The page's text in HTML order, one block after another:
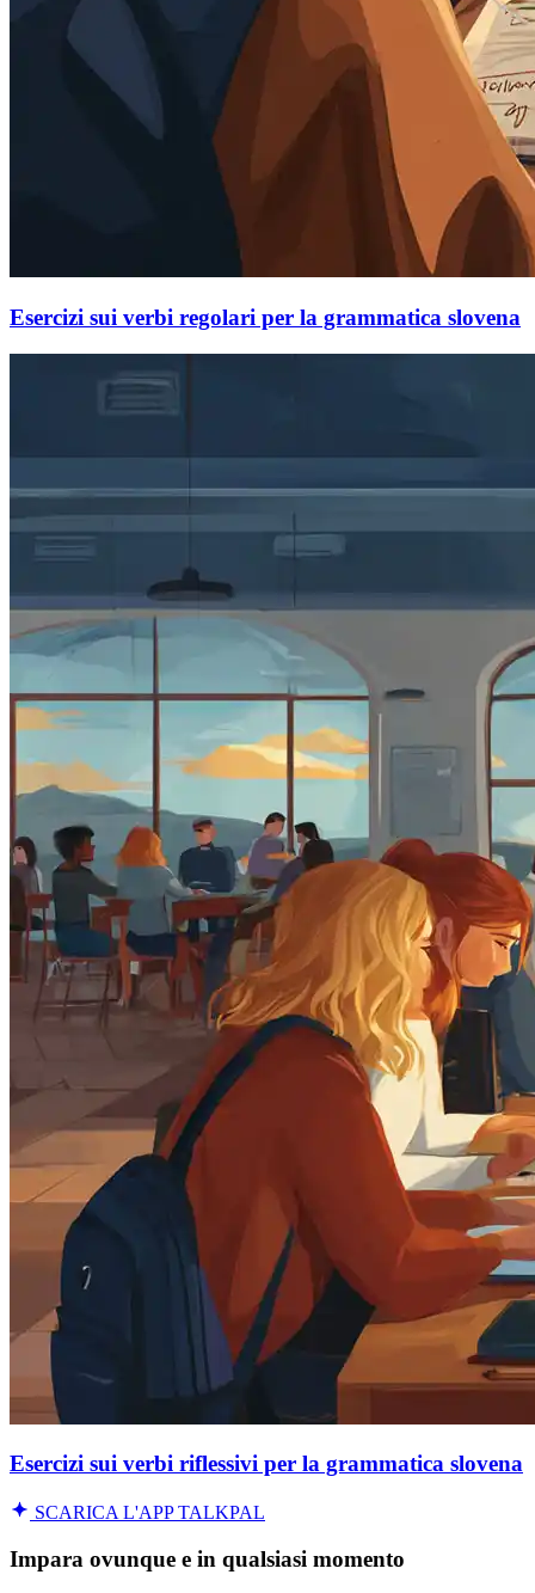
Esercizi sui verbi regolari per la grammatica slovena
Esercizi sui verbi riflessivi per la grammatica slovena
SCARICA L'APP TALKPAL
Impara ovunque e in qualsiasi momento